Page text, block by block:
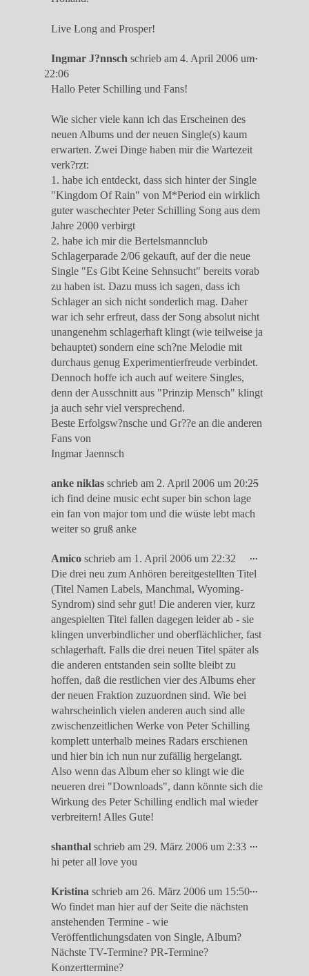
Live Long and Prosper!
Ingmar J?nnschschrieb am 4. April 2006 um
22:06
Hallo Peter Schilling und Fans!
Wie sicher viele kann ich das Erscheinen des
neuen Albums und der neuen Single(s) kaum
erwarten. Zwei Dinge haben mir die Wartezeit
verk?rzt:
1. habe ich entdeckt, dass sich hinter der Single
"Kingdom Of Rain" von M*Period ein wirklich
guter waschechter Peter Schilling Song aus dem
Jahre 2000 verbirgt
2. habe ich mir die Bertelsmannclub
Schlagerparade 2/06 gekauft, auf der die neue
Single "Es Gibt Keine Sehnsucht" bereits vorab
zu haben ist. Dazu muss ich sagen, dass ich
Schlager an sich nicht sonderlich mag. Daher
war ich sehr erfreut, dass der Song absolut nicht
unangenehm schlagerhaft klingt (wie teilweise ja
behauptet) sondern eine sch?ne Melodie mit
durchaus genug Experimentierfreude verbindet.
Dennoch hoffe ich auch auf weitere Singles,
denn der Ausschnitt aus "Prinzip Mensch" klingt
ja auch sehr viel versprechend.
Beste Erfolgsw?nsche und Gr??e an die anderen
Fans von
Ingmar Jaennsch
...Diese
anke niklasschrieb am 2. April 2006 um 20:25
ich find deine music echt super bin schon lage
ein fan von major tom und die wüste lebt mach
weiter so gruß anke
...Diese
Amicoschrieb am 1. April 2006 um 22:32
Die drei neu zum Anhören bereitgestellten Titel
(Titel Namen Labels, Manchmal, Wyoming-
Syndrom) sind sehr gut! Die anderen vier, kurz
angespielten Titel fallen dagegen leider ab - sie
klingen unverbindlicher und oberflächlicher, fast
schlagerhaft. Falls die drei neuen Titel später als
die anderen entstanden sein sollte bleibt zu
hoffen, daß die restlichen vier des Albums eher
der neuen Fraktion zuzuordnen sind. Wie bei
wahrscheinlich vielen anderen auch sind alle
zwischenzeitlichen Werke von Peter Schilling
komplett unterhalb meines Radars erschienen
und hier bin ich nun nur zufällig hergelangt.
Also wenn das Album eher so klingt wie die
neueren drei "Downloads", dann könnte sich die
Wirkung des Peter Schilling endlich mal wieder
verbreitern! Alles Gute!
...Diese
shanthalschrieb am 29. März 2006 um 2:33
hi peter all love you
...Diese
Kristinaschrieb am 26. März 2006 um 15:50
Wo findet man hier auf der Seite die nächsten
anstehenden Termine - wie
Veröffentlichungsdaten von Single, Album?
Nächste TV-Termine? PR-Termine?
Konzerttermine?
...Diese